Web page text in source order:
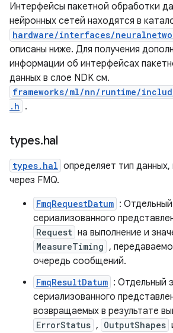
Интерфейсы пакетной обработки
нейронных сетей находятся в
hardware/interfaces/
описаны ниже. Для получения
информации об интерфейсах
данных в слое NDK см.
frameworks/ml/nn/runtime/
.h .
types.hal
types.hal определяет тип
через FMQ.
FmqRequestDatum :
сериализованного
Request на выполнение и
MeasureTiming ,
очередь сообщений.
FmqResultDatum : Отдельный
сериализованного
возвращаемых в результате
ErrorStatus , OutputShapes